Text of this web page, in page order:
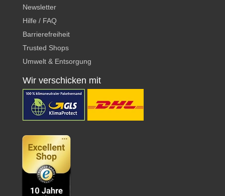
Newsletter
Hilfe / FAQ
Barrierefreiheit
Trusted Shops
Umwelt & Entsorgung
Wir verschicken mit